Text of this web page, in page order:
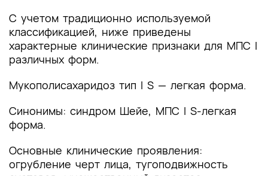
С учетом традиционно используемой
классификацией, ниже приведены
характерные клинические признаки для МПС I
различных форм.
Мукополисахаридоз тип I S — легкая форма.
Синонимы: синдром Шейе, МПС I S-легкая
форма.
Основные клинические проявления:
огрубление черт лица, тугоподвижность